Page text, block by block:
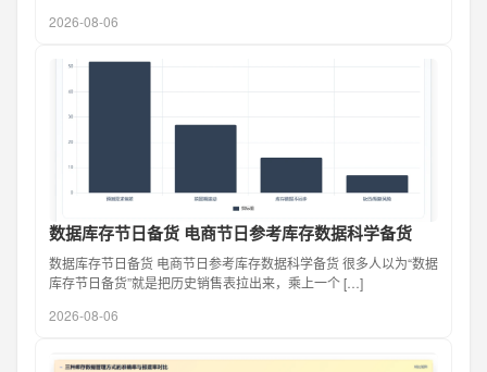
2026-08-06
数据库存节日备货 电商节日参考库存数据科学备货
数据库存节日备货 电商节日参考库存数据科学备货 很多人以为“数据
库存节日备货”就是把历史销售表拉出来，乘上一个 […]
2026-08-06